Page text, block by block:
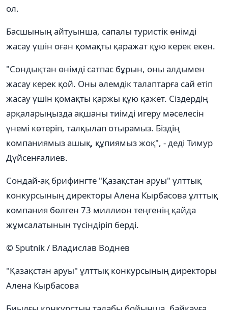
ол.
Басшының айтуынша, сапалы туристік өнімді
жасау үшін оған қомақты қаражат құю керек екен.
"Сондықтан өнімді сатпас бұрын, оны алдымен
жасау керек қой. Оны әлемдік талаптарға сай етіп
жасау үшін қомақты қаржы құю қажет. Сіздердің
арқаларыңызда ақшаны тиімді игеру мәселесін
үнемі көтеріп, талқылап отырамыз. Біздің
компаниямыз ашық, құпиямыз жоқ", - деді Тимур
Дүйсенғалиев.
Сондай-ақ брифингте "Қазақстан аруы" ұлттық
конкурсының директоры Алена Кырбасова ұлттық
компания бөлген 73 миллион теңгенің қайда
жұмсалатынын түсіндіріп берді.
© Sputnik / Владислав Воднев
"Қазақстан аруы" ұлттық конкурсының директоры
Алена Кырбасова